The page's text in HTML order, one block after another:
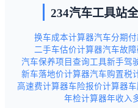
234汽车工具站
换车成本计算器汽车分期
二手车估价计算器汽车故
汽车保养项目查询工具新手驾
新车落地价计算器汽车购置税
高速费计算器车险报价计算器
年检计算器年收入